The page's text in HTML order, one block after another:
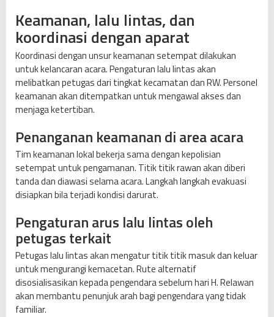
Keamanan, lalu lintas, dan
koordinasi dengan aparat
Koordinasi dengan unsur keamanan setempat dilakukan
untuk kelancaran acara. Pengaturan lalu lintas akan
melibatkan petugas dari tingkat kecamatan dan RW. Personel
keamanan akan ditempatkan untuk mengawal akses dan
menjaga ketertiban.
Penanganan keamanan di area acara
Tim keamanan lokal bekerja sama dengan kepolisian
setempat untuk pengamanan. Titik titik rawan akan diberi
tanda dan diawasi selama acara. Langkah langkah evakuasi
disiapkan bila terjadi kondisi darurat.
Pengaturan arus lalu lintas oleh
petugas terkait
Petugas lalu lintas akan mengatur titik titik masuk dan keluar
untuk mengurangi kemacetan. Rute alternatif
disosialisasikan kepada pengendara sebelum hari H. Relawan
akan membantu penunjuk arah bagi pengendara yang tidak
familiar.